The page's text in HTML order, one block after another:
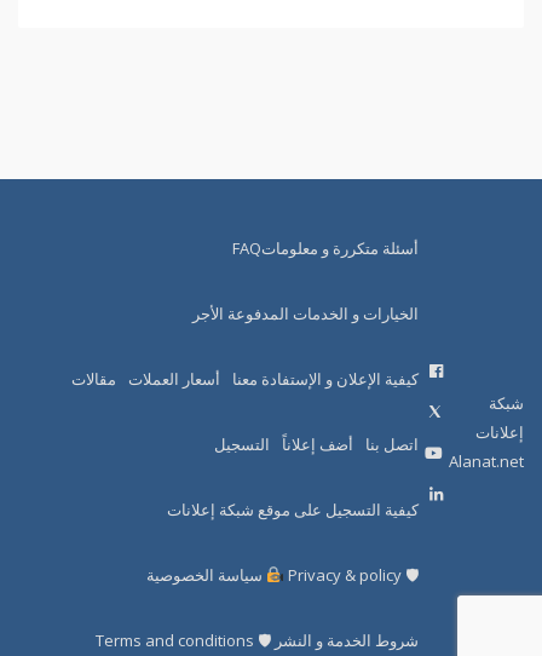
شبكة
إعلانات
Alanat.net
أسئلة متكررة و معلوماتFAQ
الخيارات و الخدمات المدفوعة الأجر
كيفية الإعلان و الإستفادة معنا أسعار العملات مقالات
اتصل بنا أضف إعلاناً التسجيل
كيفية التسجيل على موقع شبكة إعلانات
🛡 Privacy & policy سياسة الخصوصية
شروط الخدمة و النشر 🛡 Terms and conditions